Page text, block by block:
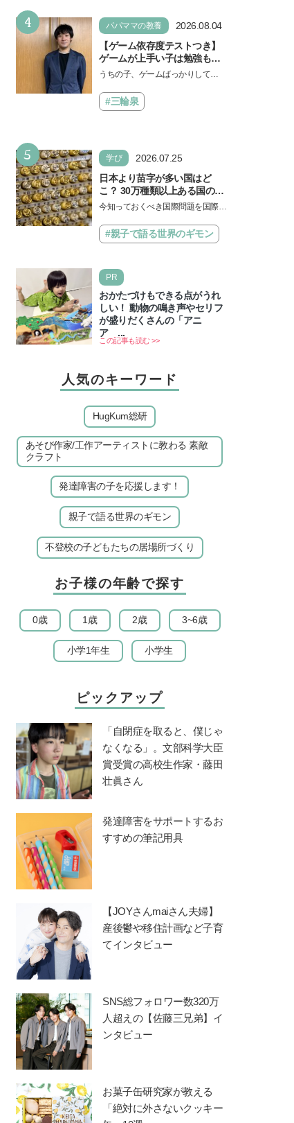
4 パパママの教養
2026.08.04
【ゲーム依存度テストつき】
ゲームが上手い子は勉強もで
きる？御三家中高卒でゲーマ
えるゲームしながら受験で勝
つためのメソッド
うちの子、ゲームばっかりしてい
言し、子どもとトラブルになる家
庭は多いもの。でも…
#三輪泉
5 学び
2026.07.25
日本より苗字が多い国はど
こ？ 30万種類以上ある国の理
由とは【親子で語る国際問
今知っておくべき国際問題を国際政
る「親子で語る国際問題」。今回
は、苗字の種類…
#親子で語る世界のギモン
PR
おかたづけもできる点がうれ
しい！ 動物の鳴き声やセリフ
が盛りだくさんの「アニ
ア ...
この記事も読む >>
人気のキーワード
HugKum総研
あそび作家/工作アーティストに教わる 素敵
クラフト
発達障害の子を応援します！
親子で語る世界のギモン
不登校の子どもたちの居場所づくり
お子様の年齢で探す
0歳 1歳 2歳 3~6歳
小学1年生 小学生
ピックアップ
「自閉症を取ると、僕じゃ
なくなる」。文部科学大臣
賞受賞の高校生作家・藤田
壮眞さん
発達障害をサポートするお
すすめの筆記用具
【JOYさんmaiさん夫婦】
産後鬱や移住計画など子育
てインタビュー
SNS総フォロワー数320万
人超えの【佐藤三兄弟】イ
ンタビュー
お菓子缶研究家が教える
「絶対に外さないクッキー